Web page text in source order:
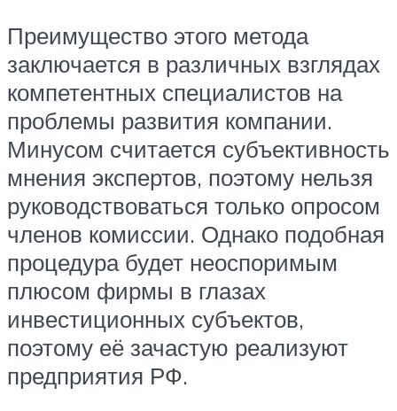
Преимущество этого метода
заключается в различных взглядах
компетентных специалистов на
проблемы развития компании.
Минусом считается субъективность
мнения экспертов, поэтому нельзя
руководствоваться только опросом
членов комиссии. Однако подобная
процедура будет неоспоримым
плюсом фирмы в глазах
инвестиционных субъектов,
поэтому её зачастую реализуют
предприятия РФ.